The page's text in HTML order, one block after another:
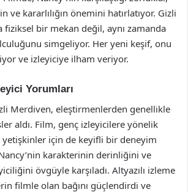
ve kararlılığın önemini hatırlatıyor. Gizli
fiziksel bir mekan değil, aynı zamanda
simgeliyor. Her yeni keşif, onu
ve izleyiciye ilham veriyor.
Yorumları
Merdiven, eleştirmenlerden genellikle
aldı. Film, genç izleyicilere yönelik
yetişkinler için de keyifli bir deneyim
karakterinin derinliğini ve
övgüyle karşıladı. Altyazılı izleme
filmle olan bağını güçlendirdi ve